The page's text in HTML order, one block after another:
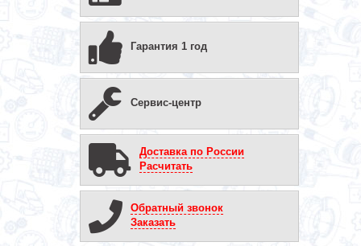
Гарантия 1 год
Сервис-центр
Доставка по России
Расчитать
Обратный звонок
Заказать